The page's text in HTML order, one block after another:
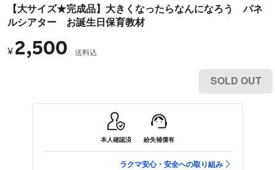
【大サイズ★完成品】大きくなったらなんになろう パネ
ルシアター お誕生日保育教材
¥ 2,500 送料込
SOLD OUT
本人確認済 紛失補償有
ラクマ安心・安全への取り組み